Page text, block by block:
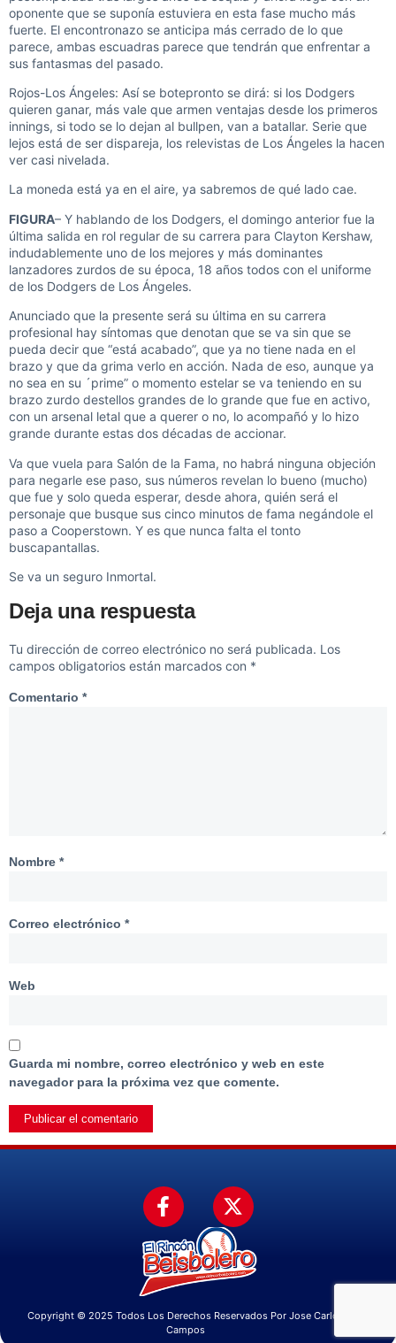
oponente que se suponía estuviera en esta fase mucho más
fuerte. El encontronazo se anticipa más cerrado de lo que
parece, ambas escuadras parece que tendrán que enfrentar a
sus fantasmas del pasado.
Rojos-Los Ángeles: Así se botepronto se dirá: si los Dodgers
quieren ganar, más vale que armen ventajas desde los primeros
innings, si todo se lo dejan al bullpen, van a batallar. Serie que
lejos está de ser dispareja, los relevistas de Los Ángeles la hacen
ver casi nivelada.
La moneda está ya en el aire, ya sabremos de qué lado cae.
FIGURA– Y hablando de los Dodgers, el domingo anterior fue la
última salida en rol regular de su carrera para Clayton Kershaw,
indudablemente uno de los mejores y más dominantes
lanzadores zurdos de su época, 18 años todos con el uniforme
de los Dodgers de Los Ángeles.
Anunciado que la presente será su última en su carrera
profesional hay síntomas que denotan que se va sin que se
pueda decir que “está acabado”, que ya no tiene nada en el
brazo y que da grima verlo en acción. Nada de eso, aunque ya
no sea en su ´prime” o momento estelar se va teniendo en su
brazo zurdo destellos grandes de lo grande que fue en activo,
con un arsenal letal que a querer o no, lo acompañó y lo hizo
grande durante estas dos décadas de accionar.
Va que vuela para Salón de la Fama, no habrá ninguna objeción
para negarle ese paso, sus números revelan lo bueno (mucho)
que fue y solo queda esperar, desde ahora, quién será el
personaje que busque sus cinco minutos de fama negándole el
paso a Cooperstown. Y es que nunca falta el tonto
buscapantallas.
Se va un seguro Inmortal.
Deja una respuesta
Tu dirección de correo electrónico no será publicada. Los
campos obligatorios están marcados con *
Comentario *
Nombre *
Correo electrónico *
Web
Guarda mi nombre, correo electrónico y web en este
navegador para la próxima vez que comente.
Copyright © 2025 Todos Los Derechos Reservados Por Jose Carlos
Campos